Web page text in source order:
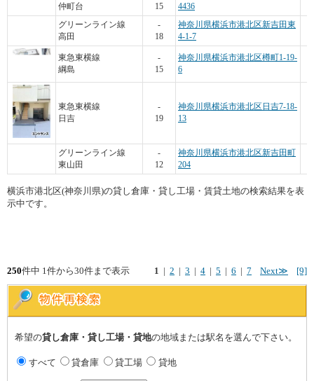
仲町台
15
4436
グリーンライン線
高田
-
18
神奈川県横浜市港北区新吉田東
4-1-7
東急東横線
綱島
-
15
神奈川県横浜市港北区樽町1-19-
6
東急東横線
日吉
-
19
神奈川県横浜市港北区日吉7-18-
13
グリーンライン線
東山田
-
12
神奈川県横浜市港北区新吉田町
204
横浜市港北区(神奈川県)の貸し倉庫・貸し工場・賃貸土地の検索結果を表
示中です。
1 | 2 | 3 | 4 | 5 | 6 | 7 Next≫ [9]
250件中 1件から30件まで表示
希望の貸し倉庫・貸し工場・貸地の地域または駅名を選んで下さい。
すべて 貸倉庫 貸工場 貸地